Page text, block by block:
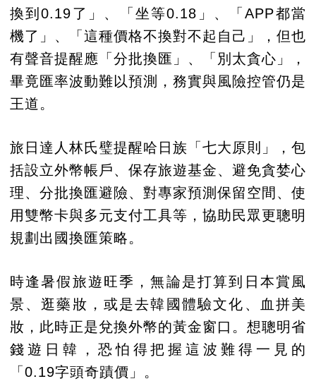
換到0.19了」、「坐等0.18」、「APP都當
機了」、「這種價格不換對不起自己」，但也
有聲音提醒應「分批換匯」、「別太貪心」，
畢竟匯率波動難以預測，務實與風險控管仍是
王道。
旅日達人林氏璧提醒哈日族「七大原則」，包
括設立外幣帳戶、保存旅遊基金、避免貪婪心
理、分批換匯避險、對專家預測保留空間、使
用雙幣卡與多元支付工具等，協助民眾更聰明
規劃出國換匯策略。
時逢暑假旅遊旺季，無論是打算到日本賞風
景、逛藥妝，或是去韓國體驗文化、血拼美
妝，此時正是兌換外幣的黃金窗口。想聰明省
錢遊日韓，恐怕得把握這波難得一見的
「0.19字頭奇蹟價」。